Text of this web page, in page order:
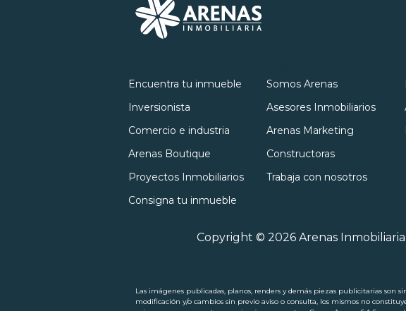
Encuentra tu inmueble
Inversionista
Comercio e industria
Arenas Boutique
Proyectos Inmobiliarios
Consigna tu inmueble
Somos Arenas
Asesores Inmobiliarios
Arenas Marketing
Constructoras
Trabaja con nosotros
Copyright © 2026 Arenas Inmobiliaria
Las imágenes publicadas, planos, renders y demás piezas publicitarias son
modificación y/o cambios sin previo aviso o consulta, los mismos no